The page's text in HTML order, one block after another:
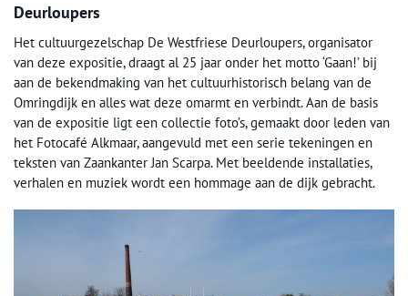
Deurloupers
Het cultuurgezelschap De Westfriese Deurloupers, organisator
van deze expositie, draagt al 25 jaar onder het motto ‘Gaan!’ bij
aan de bekendmaking van het cultuurhistorisch belang van de
Omringdijk en alles wat deze omarmt en verbindt. Aan de basis
van de expositie ligt een collectie foto’s, gemaakt door leden van
het Fotocafé Alkmaar, aangevuld met een serie tekeningen en
teksten van Zaankanter Jan Scarpa. Met beeldende installaties,
verhalen en muziek wordt een hommage aan de dijk gebracht.